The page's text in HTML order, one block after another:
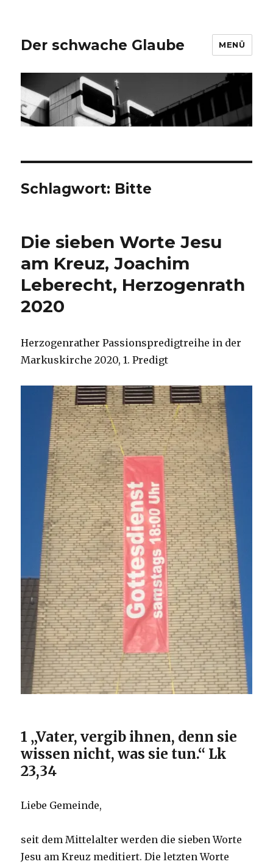
Der schwache Glaube MENÜ
Schlagwort: Bitte
Die sieben Worte Jesu
am Kreuz, Joachim
Leberecht, Herzogenrath
2020
Herzogenrather Passionspredigtreihe in der
Markuskirche 2020, 1. Predigt
1 „Vater, vergib ihnen, denn sie
wissen nicht, was sie tun.“ Lk
23,34
Liebe Gemeinde,
seit dem Mittelalter werden die sieben Worte
Jesu am Kreuz meditiert. Die letzten Worte